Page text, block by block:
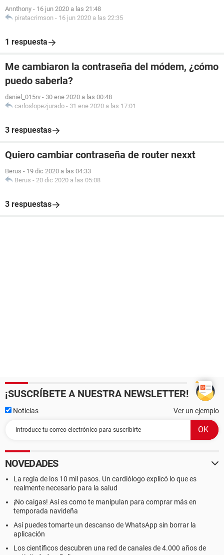
Annthony - 16 jun 2020 a las 21:48
piratacrimson - 16 jun 2020 a las 22:35
1 respuesta
Me cambiaron la contraseña del módem, ¿cómo
puedo saberla?
daniel_015rv - 30 ene 2020 a las 00:48
carloslopezjurado - 31 ene 2020 a las 17:01
3 respuestas
Quiero cambiar contraseña de router nexxt
Berus - 19 dic 2020 a las 04:33
Berus - 20 dic 2020 a las 05:08
3 respuestas
¡SUSCRÍBETE A NUESTRA NEWSLETTER!
Noticias Ver un ejemplo
NOVEDADES
La regla de los 10 mil pasos. Un cardiólogo explicó lo que es
realmente necesario para la salud
¡No caigas! Así es como te manipulan para comprar más en
temporada navideña
Así puedes tomarte un descanso de WhatsApp sin borrar la
aplicación
Los científicos descubren una red de canales de 4.000 años de